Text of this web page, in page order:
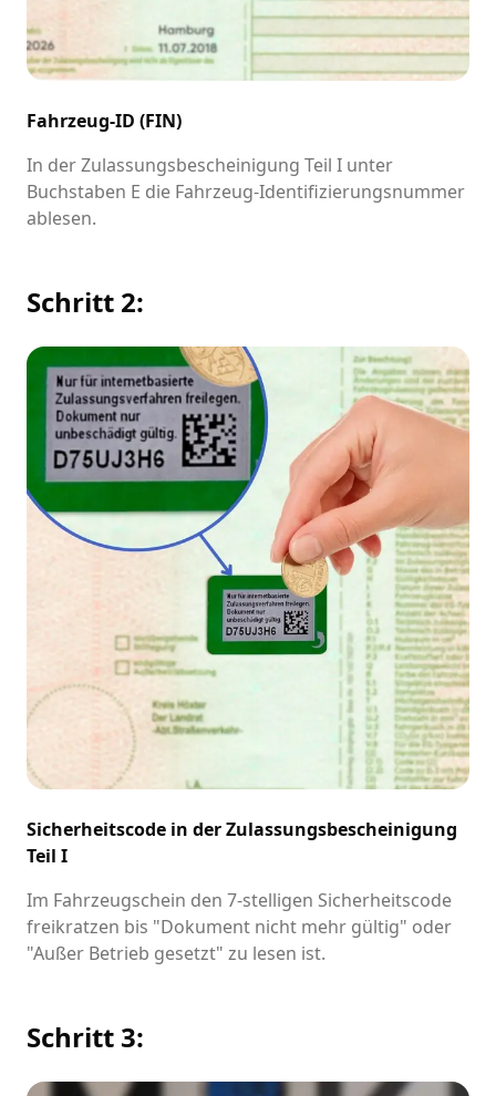
Fahrzeug-ID (FIN)
In der Zulassungsbescheinigung Teil I unter
Buchstaben E die Fahrzeug-Identifizierungsnummer
ablesen.
Schritt 2:
Sicherheitscode in der Zulassungsbescheinigung
Teil I
Im Fahrzeugschein den 7-stelligen Sicherheitscode
freikratzen bis "Dokument nicht mehr gültig" oder
"Außer Betrieb gesetzt" zu lesen ist.
Schritt 3: